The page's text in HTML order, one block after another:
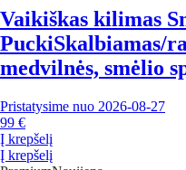
Vaikiškas kilimas
PuckiSkalbiamas/
medvilnės, smėlio
Pristatysime nuo 2026‑08‑27
99 €
Į krepšelį
Į krepšelį